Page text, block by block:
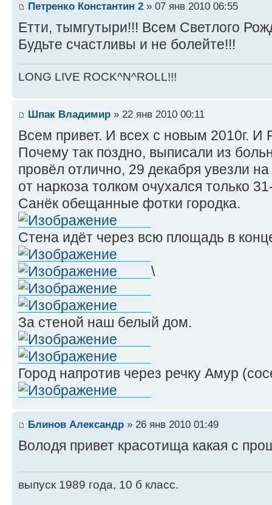
Петренко Константин 2 » 07 янв 2010 06:55
Етти, тымгутыри!!! Всем Светлого
Будьте счастливы и не болейте!!!
LONG LIVE ROCK^N^ROLL!!!
Шпак Владимир » 22 янв 2010 00:11
Всем привет. И всех с новым 2010г.
Почему так поздно, выписали из
провёл отлично, 29 декабря увезли
от наркоза толком очухался только
Санёк обещанные фотки городка.
Стена идёт через всю площадь в
\
За стеной наш белый дом.
Город напротив через речку Амур
Блинов Александр » 26 янв 2010 01:49
Володя привет красотища какая с
выпуск 1989 года, 10 б класс.